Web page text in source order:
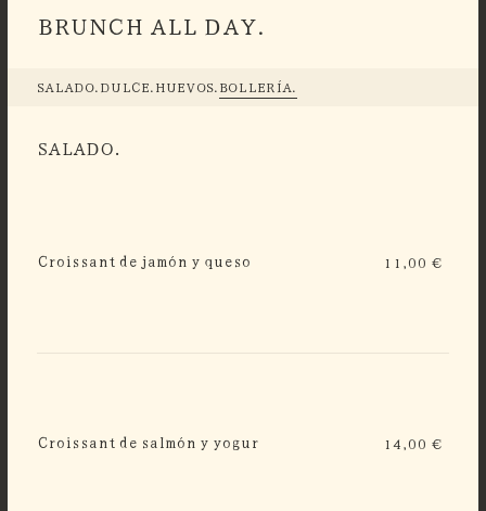
BRUNCH ALL DAY.
SALADO.DULCE.HUEVOS.BOLLERÍA.
SALADO.
Croissant de jamón y queso 11,00 €
Croissant de salmón y yogur 14,00 €